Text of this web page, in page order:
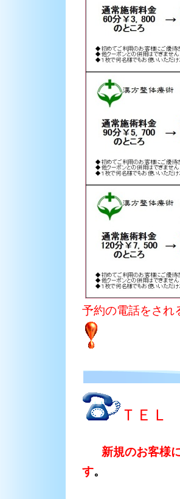
予約の電話をされ
ＴＥＬ
新規のお客様
す。